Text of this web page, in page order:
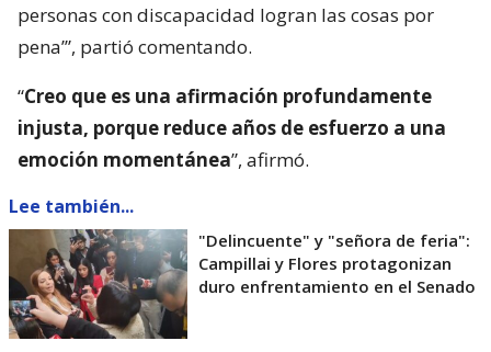
personas con discapacidad logran las cosas por
pena’”, partió comentando.
“Creo que es una afirmación profundamente
injusta, porque reduce años de esfuerzo a una
emoción momentánea”, afirmó.
Lee también...
"Delincuente" y "señora de feria":
Campillai y Flores protagonizan
duro enfrentamiento en el Senado